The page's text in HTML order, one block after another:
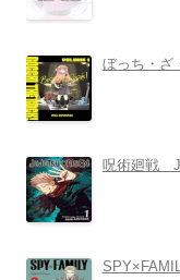
ぼっち・
呪術廻戦